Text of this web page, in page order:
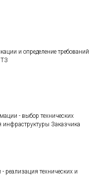
и определение требований
- выбор технических
инфраструктуры Заказчика
технических и